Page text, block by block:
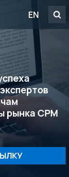
EN
рынка CPM